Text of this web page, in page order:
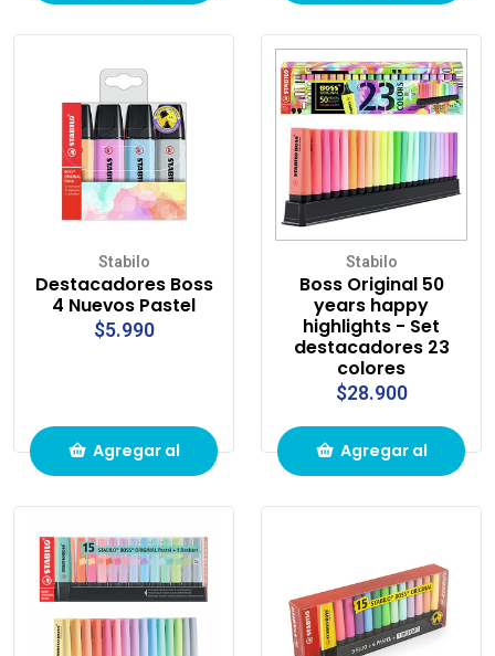
compras compras
Stabilo
Destacadores Boss
4 Nuevos Pastel
$5.990
Agregar al
compras
Stabilo
Boss Original 50
years happy
highlights - Set
destacadores 23
colores
$28.900
Agregar al